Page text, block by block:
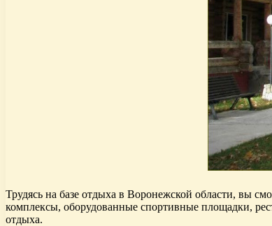
Трудясь на базе отдыха в Воронежской области, вы
комплексы, оборудованные спортивные площадки,
отдыха.